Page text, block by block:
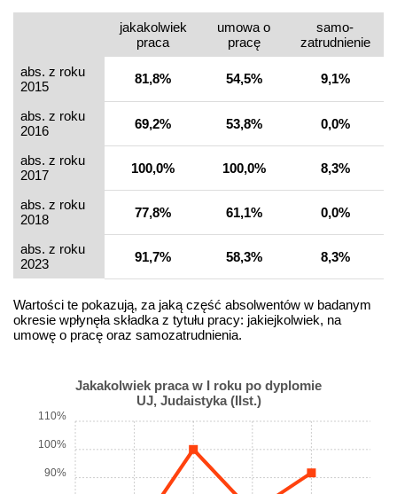
jakakolwiek
praca
umowa o
pracę
samo­
zatrudnienie
abs. z roku
2015
81,8% 54,5% 9,1%
abs. z roku
2016
69,2% 53,8% 0,0%
abs. z roku
2017
100,0% 100,0% 8,3%
abs. z roku
2018
77,8% 61,1% 0,0%
abs. z roku
2023
91,7% 58,3% 8,3%
Wartości te pokazują, za jaką część absolwentów w badanym
okresie wpłynęła składka z tytułu pracy: jakiejkolwiek, na
umowę o pracę oraz samozatrudnienia.
Jakakolwiek praca w I roku po dyplomie
UJ, Judaistyka (IIst.)
90%
100%
110%